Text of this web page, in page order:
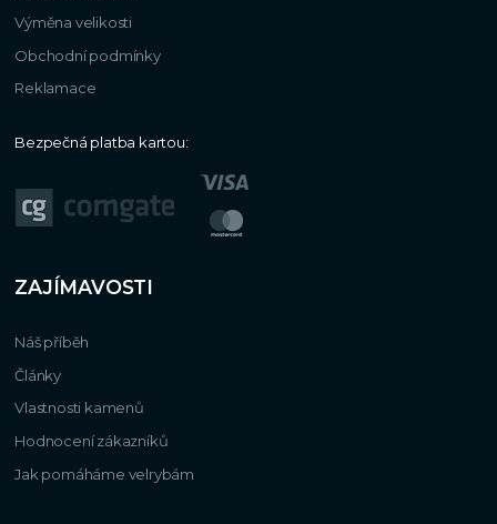
Výměna velikosti
Obchodní podmínky
Reklamace
Bezpečná platba kartou:
ZAJÍMAVOSTI
Náš příběh
Články
Vlastnosti kamenů
Hodnocení zákazníků
Jak pomáháme velrybám